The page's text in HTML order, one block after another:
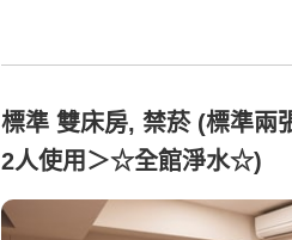
標準 雙床房, 禁菸 (標準兩
2人使用＞☆全館淨水☆)